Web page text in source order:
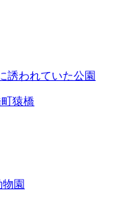
誘われていた公園
猿橋
園